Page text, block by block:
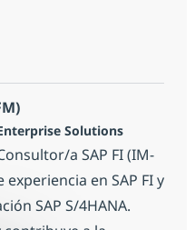
a SAP FI SR
Solutions
a SAP FI (IM-
en SAP FI y
SAP S/4HANA.